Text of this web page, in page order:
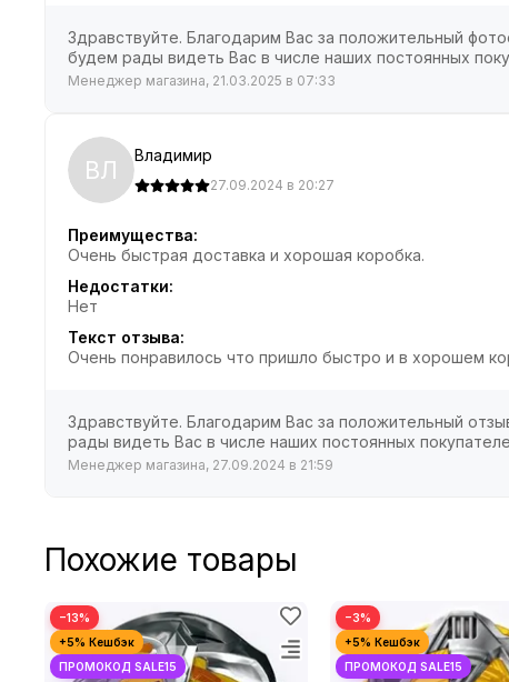
Здравствуйте. Благодарим Вас за положительный
будем рады видеть Вас в числе наших постоянных
Менеджер магазина, 21.03.2025 в 07:33
ВЛ Владимир
27.09.2024 в 20:27
Преимущества:
Очень быстрая доставка и хорошая коробка.
Недостатки:
Нет
Текст отзыва:
Очень понравилось что пришло быстро и в хорошем
Здравствуйте. Благодарим Вас за положительный
рады видеть Вас в числе наших постоянных
Менеджер магазина, 27.09.2024 в 21:59
Похожие товары
−13% −3%